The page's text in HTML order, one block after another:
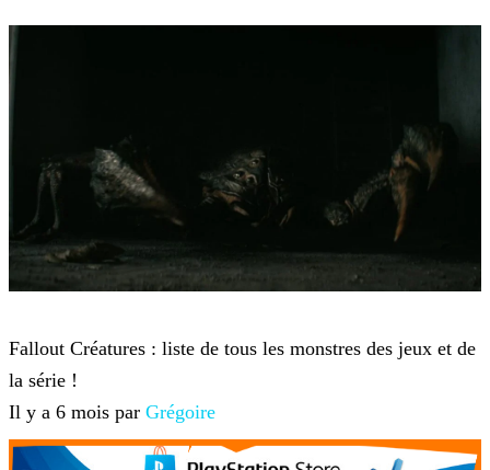
Fallout Créatures : liste de tous les monstres des jeux et de
la série !
Il y a 6 mois par Grégoire